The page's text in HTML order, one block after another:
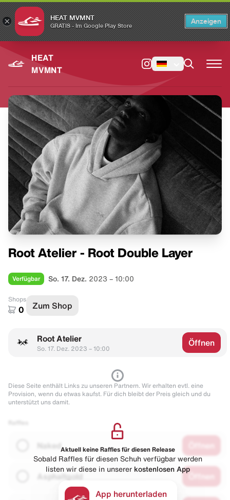
× HEAT MVMNT
GRATIS - Im Google Play Store
Anzeigen
HEAT
MVMNT
Root Atelier - Root Double Layer
Verfügbar So. 17. Dez. 2023 – 10:00
Shops
0 Zum Shop
Root Atelier
So. 17. Dez. 2023 – 10:00
Öffnen
Diese Seite enthält Links zu unseren Partnern. Wir erhalten evtl. eine
Provision, wenn du etwas kaufst. Für dich bleibt der Preis gleich und du
unterstützt uns damit.
Naked
Asphaltgold
Aktuell keine Raffles für diesen Release
Sobald Raffles für diesen Schuh verfügbar werden
listen wir diese in unserer kostenlosen App
App herunterladen
Switch to the English version? Switch ×